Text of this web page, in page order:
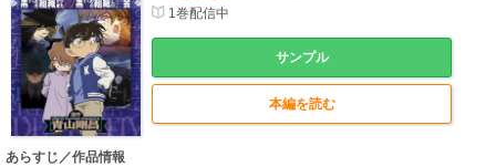
1巻配信中
サンプル
本編を読む
あらすじ／作品情報